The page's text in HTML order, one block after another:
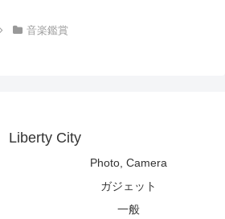
音楽鑑賞
Liberty City
Photo, Camera
ガジェット
一般